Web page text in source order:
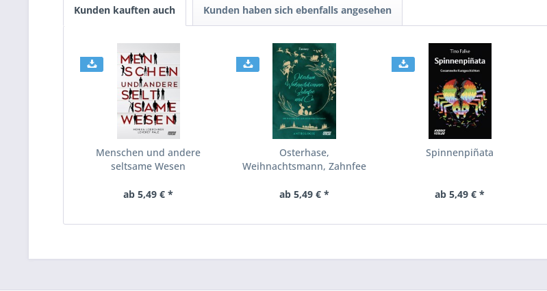
Kunden kauften auch Kunden haben sich ebenfalls angesehen
Menschen und andere
seltsame Wesen
ab 5,49 € *
Osterhase,
Weihnachtsmann, Zahnfee
ab 5,49 € *
Spinnenpiñata
ab 5,49 € *